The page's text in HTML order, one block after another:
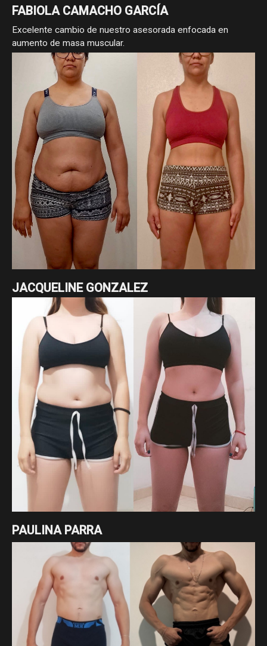
FABIOLA CAMACHO GARCÍA
Excelente cambio de nuestro asesorada enfocada en
aumento de masa muscular.
JACQUELINE GONZALEZ
Un cambio radical de nuestra asesorada Jacqueline
Gonzalez enfocado en pérdida de grasa
PAULINA PARRA
Excelente cambio de nuestra asesorada Paulina Parra en
tan solo 7 meses enfocados en un déficit cálorico